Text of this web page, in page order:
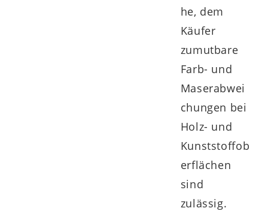
he, dem
Käufer
zumutbare
Farb- und
Maserabwei
chungen bei
Holz- und
Kunststoffob
erflächen
sind
zulässig.